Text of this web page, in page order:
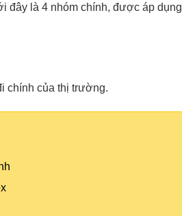
đây là 4 nhóm chính, được áp dụng
chính của thị trường.